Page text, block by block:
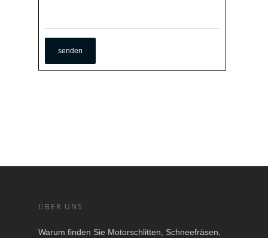
ÜBER UNS
Warum finden Sie Motorschlitten, Schneefräsen,